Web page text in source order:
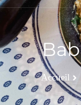
Accueil